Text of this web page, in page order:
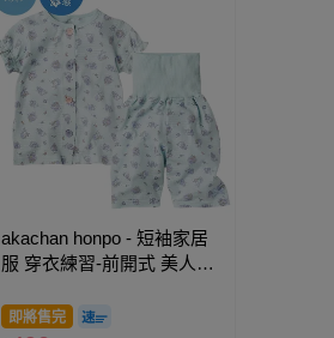
akachan honpo - 短袖家居
服 穿衣練習-前開式 美人魚-
即將售完